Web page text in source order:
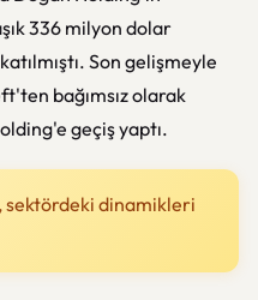
336 milyon dolar
Son gelişmeyle
bağımsız olarak
geçiş yaptı.
dinamikleri